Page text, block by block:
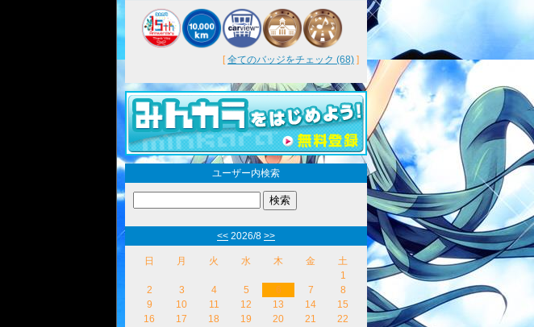
[全てのバッジをチェック (68) ]
ユーザー内検索
<< 2026/8 >>
日 月 火 水 木 金
土
1
2
3 4 5 6 7
8
9
10 11 12 13 14
15
16
17 18 19 20 21
22